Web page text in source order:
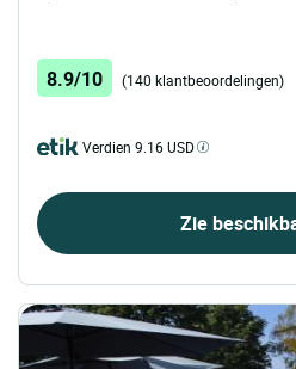
8.9/10 (140 klantbeoordelingen)
Verdien 9.16 USD
Zie